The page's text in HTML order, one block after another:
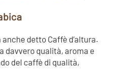
detto Caffè d’altura.
davvero qualità, aroma e
del caffè di qualità,